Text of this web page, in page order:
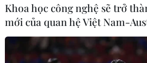
Khoa học công nghệ sẽ trở
mới của quan hệ Việt Nam-